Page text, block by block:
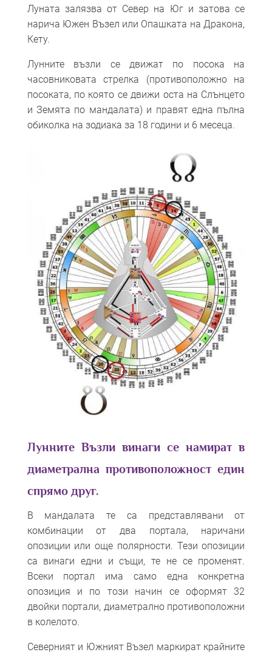
Луната залязва от Север на Юг и затова се
нарича Южен Възел или Опашката на Дракона,
Кету.
Лунните възли се движат по посока на
часовниковата стрелка (противоположно на
посоката, по която се движи оста на Слънцето
и Земята по мандалата) и правят една пълна
обиколка на зодиака за 18 години и 6 месеца.
Лунните Възли винаги се намират в
диаметрална противоположност един
спрямо друг.
В мандалата те са представлявани от
комбинации от два портала, наричани
опозиции или още полярности. Тези опозиции
са винаги едни и същи, те не се променят.
Всеки портал има само една конкретна
опозиция и по този начин се оформят 32
двойки портали, диаметрално противоположни
в колелото.
Северният и Южният Възел маркират крайните